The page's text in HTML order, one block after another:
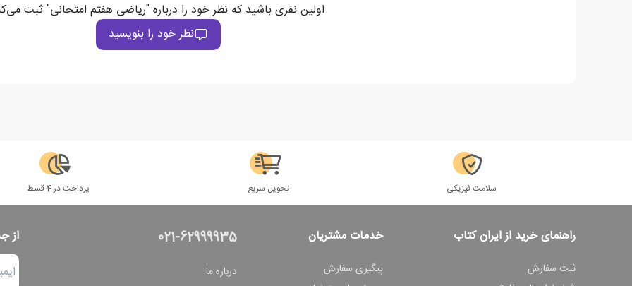
اولین نفری باشید که نظر خود را درباره "ریاضی هفتم امتحانی" ثبت
نظر خود را بنویسید
سلامت فیزیکی تحویل سریع پرداخت در 4 قسط
راهنمای خرید از ایران کتاب
ثبت سفارش
خدمات مشتریان
پیگیری سفارش
021-62999935
درباره ما
از